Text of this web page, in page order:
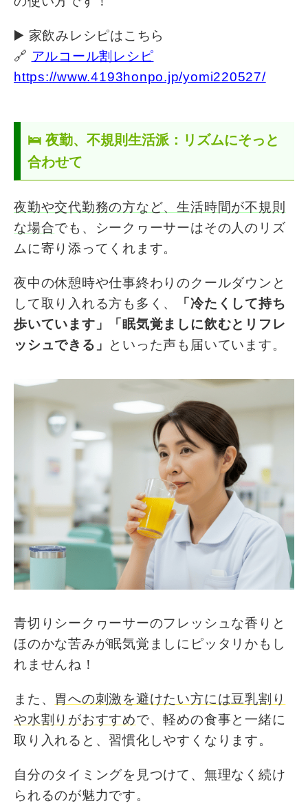
▶️ 家飲みレシピはこちら
🔗 アルコール割レシピ
https://www.4193honpo.jp/yomi220527/
🛌 夜勤、不規則生活派：リズムにそっと
合わせて
夜勤や交代勤務の方など、生活時間が不規則
な場合でも、シークヮーサーはその人のリズ
ムに寄り添ってくれます。
夜中の休憩時や仕事終わりのクールダウンと
して取り入れる方も多く、
「冷たくして持ち
歩いています」「眠気覚ましに飲むとリフレ
ッシュできる」
といった声も届いています。
青切りシークヮーサーのフレッシュな香りと
ほのかな苦みが眠気覚ましにピッタリかもし
れませんね！
また、 胃への刺激を避けたい方には豆乳割り
や水割りがおすすめで、軽めの食事と一緒に
取り入れると、習慣化しやすくなります。
自分のタイミングを見つけて、無理なく続け
られるのが魅力です。